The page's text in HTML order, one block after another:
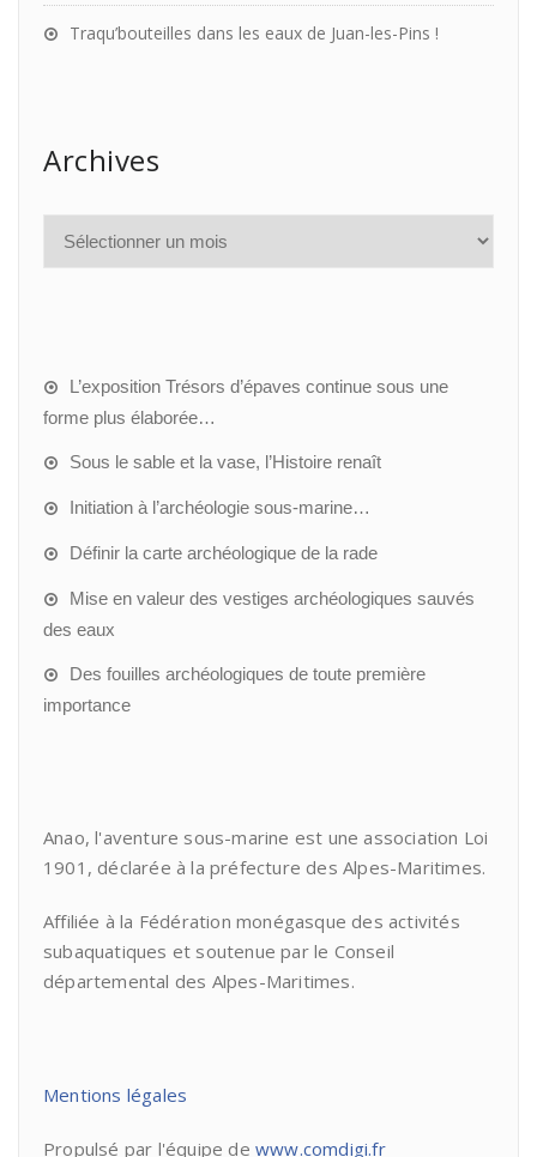
Traqu’bouteilles dans les eaux de Juan-les-Pins !
Archives
L’exposition Trésors d’épaves continue sous une
forme plus élaborée…
Sous le sable et la vase, l’Histoire renaît
Initiation à l’archéologie sous-marine…
Définir la carte archéologique de la rade
Mise en valeur des vestiges archéologiques sauvés
des eaux
Des fouilles archéologiques de toute première
importance
Anao, l'aventure sous-marine est une association Loi
1901, déclarée à la préfecture des Alpes-Maritimes.
Affiliée à la Fédération monégasque des activités
subaquatiques et soutenue par le Conseil
départemental des Alpes-Maritimes.
Mentions légales
Propulsé par l'équipe de www.comdigi.fr